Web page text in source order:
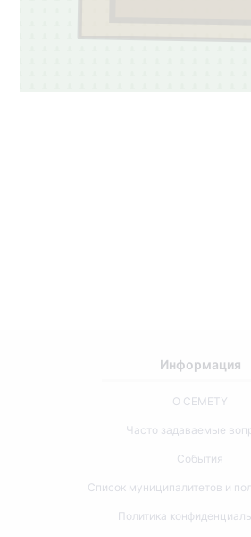
Информация
О CEMETY
Часто задаваемые
События
Список муниципалитетов и
Политика